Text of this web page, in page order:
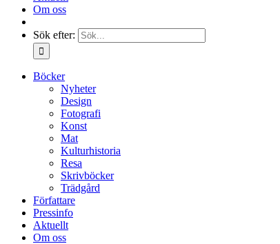
Om oss
Sök efter:
Böcker
Nyheter
Design
Fotografi
Konst
Mat
Kulturhistoria
Resa
Skrivböcker
Trädgård
Författare
Pressinfo
Aktuellt
Om oss